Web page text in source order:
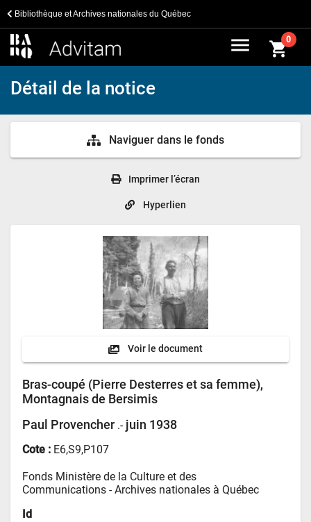
Bibliothèque et Archives nationales du Québec
menu shopping_cart0
Détail de la notice
Naviguer dans le fonds
Imprimer l’écran
Hyperlien
Voir le document
Bras-coupé (Pierre Desterres et sa femme),
Montagnais de Bersimis
Paul Provencher .- juin 1938
Cote : E6,S9,P107
Fonds Ministère de la Culture et des
Communications - Archives nationales à Québec
Id